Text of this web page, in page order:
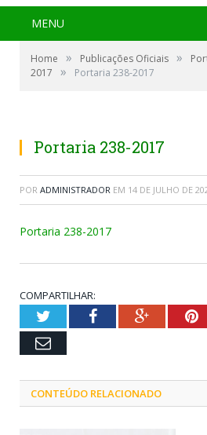
MENU
Home » Publicações Oficiais »
2017
» Portaria 238-2017
Portaria 238-2017
POR ADMINISTRADOR EM 14 DE JULHO DE
Portaria 238-2017
COMPARTILHAR:
TwitterFacebookGoogle+
Email
CONTEÚDO RELACIONADO